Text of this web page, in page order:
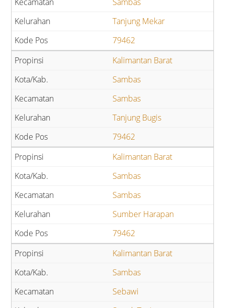
Tanjung Mekar
79462
Kalimantan Barat
Sambas
Sambas
Tanjung Bugis
79462
Kalimantan Barat
Sambas
Sambas
Sumber Harapan
79462
Kalimantan Barat
Sambas
Sebawi